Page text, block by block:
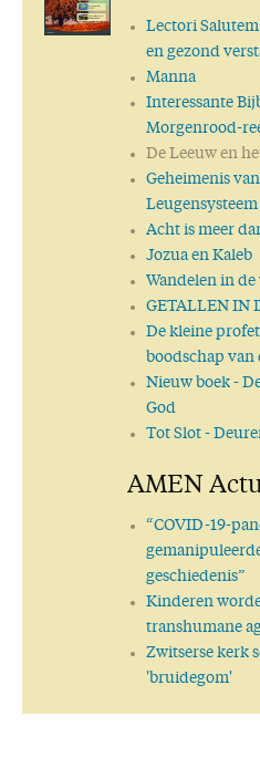
Lectori
en gezond
Manna
Interessante
Morgenrood-
De Leeuw en
Geheimenis
Leugensysteem
Acht is meer
Jozua en Kaleb
Wandelen in
GETALLEN IN
De kleine
boodschap van
Nieuw boek-
God
Tot Slot-
AMEN
“COVID-19-
geschiedenis”
Kinderen
transhumane
Zwitserse kerk
'bruidegom'